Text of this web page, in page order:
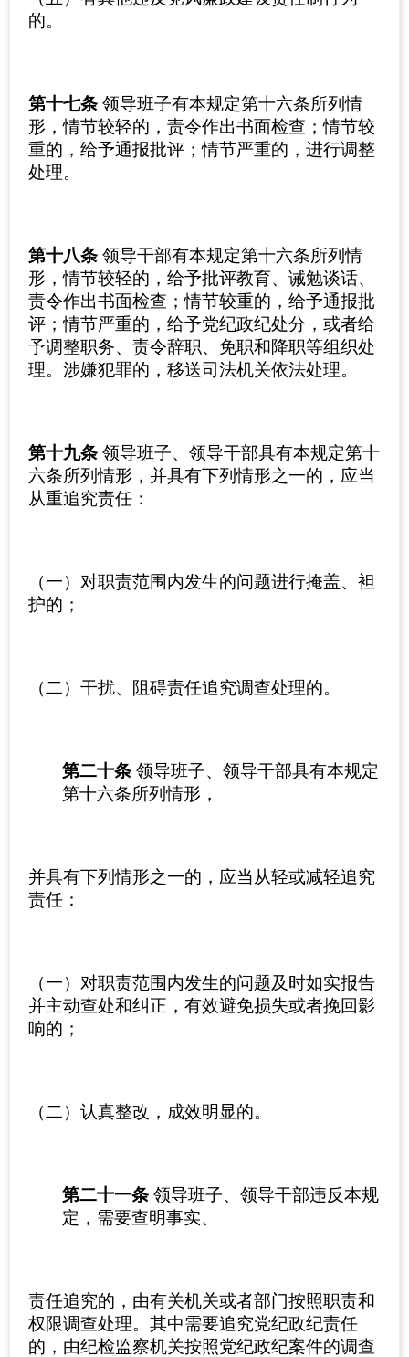
的。
第十七条 领导班子有本规定第十六条所列情
形，情节较轻的，责令作出书面检查；情节较
重的，给予通报批评；情节严重的，进行调整
处理。
第十八条 领导干部有本规定第十六条所列情
形，情节较轻的，给予批评教育、诫勉谈话、
责令作出书面检查；情节较重的，给予通报批
评；情节严重的，给予党纪政纪处分，或者给
予调整职务、责令辞职、免职和降职等组织处
理。涉嫌犯罪的，移送司法机关依法处理。
第十九条 领导班子、领导干部具有本规定第十
六条所列情形，并具有下列情形之一的，应当
从重追究责任：
（一）对职责范围内发生的问题进行掩盖、袒
护的；
（二）干扰、阻碍责任追究调查处理的。
第二十条领导班子、领导干部具有本规定
第十六条所列情形，
并具有下列情形之一的，应当从轻或减轻追究
责任：
（一）对职责范围内发生的问题及时如实报告
并主动查处和纠正，有效避免损失或者挽回影
响的；
（二）认真整改，成效明显的。
第二十一条领导班子、领导干部违反本规
定，需要查明事实、
责任追究的，由有关机关或者部门按照职责和
权限调查处理。其中需要追究党纪政纪责任
的，由纪检监察机关按照党纪政纪案件的调查